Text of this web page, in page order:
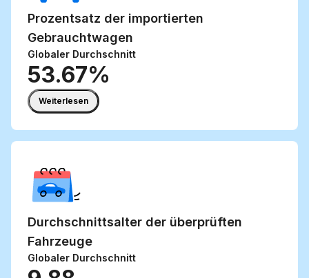
Prozentsatz der importierten
Gebrauchtwagen
Globaler Durchschnitt
53.67%
Weiterlesen
Durchschnittsalter der überprüften
Fahrzeuge
Globaler Durchschnitt